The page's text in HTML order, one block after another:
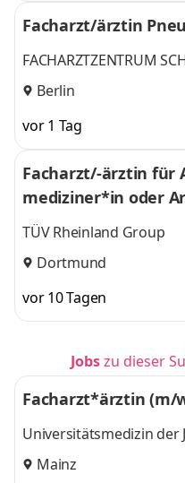
Facharzt/ärztin
FACHARZTZENTRUM
med. Engin Osmanoglou
Berlin
vor 1 Tag
Facharzt/-ärztin für
mediziner*in oder
ng (w/m/d)
TÜV Rheinland Group
Dortmund
vor 10 Tagen
Jobszu dieser
Facharzt*ärztin (m/
Universitätsmedizin der
Gutenberg-Universität
Mainz